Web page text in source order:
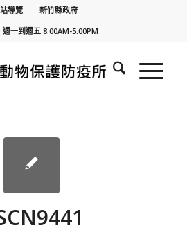
導覽
新竹縣政府
週一到週五 8:00AM-5:00PM